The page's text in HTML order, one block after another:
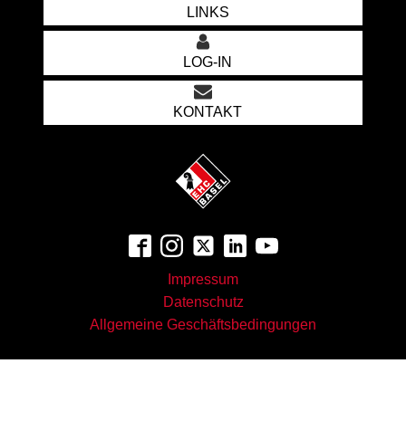
LINKS
LOG-IN
KONTAKT
Impressum
Datenschutz
Allgemeine Geschäftsbedingungen